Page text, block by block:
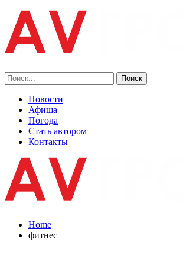
Новости
Афиша
Погода
Стать автором
Контакты
Home
фитнес